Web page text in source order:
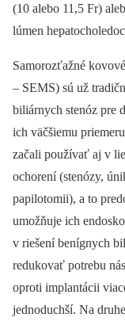
(10 alebo 11,5 Fr)
lúmen
Samorozťažné
–⁠ SEMS) sú už
biliárnych stenóz pre
ich väčšiemu
začali používať aj v
ochorení (stenózy,
papilotomii), a to
umožňuje ich
v riešení benígnych
redukovať potrebu
oproti implantácii
jednoduchší. Na